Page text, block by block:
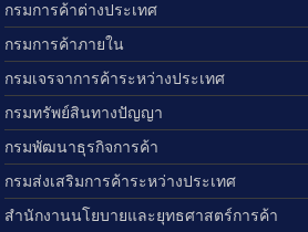
กรมการค้าต่างประเทศ
กรมการค้าภายใน
กรมเจรจาการค้าระหว่างประเทศ
กรมทรัพย์สินทางปัญญา
กรมพัฒนาธุรกิจการค้า
กรมส่งเสริมการค้าระหว่างประเทศ
สำนักงานนโยบายและยุทธศาสตร์การค้า